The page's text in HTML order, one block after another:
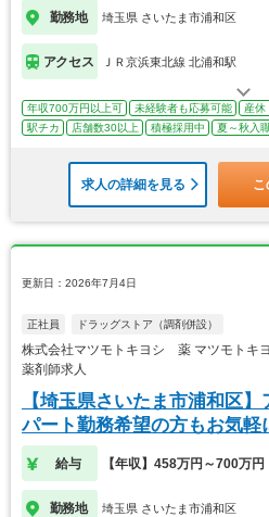
勤務地 埼玉県 さいたま市浦和区
アクセス ＪＲ京浜東北線 北浦和駅
年収700万円以上可 未経験者も応募可能 産休
駅チカ
店舗数30以上 積極採用中 夏～秋入
求人の詳細を見る こ
更新日：2026年7月4日
正社員 ドラッグストア（調剤併設）
株式会社マツモトキヨシ 薬 マツモトキ
薬剤師求人
【埼玉県さいたま市浦和区
パート勤務希望の方もお気軽
給与 【年収】458万円～700万円
勤務地 埼玉県 さいたま市浦和区